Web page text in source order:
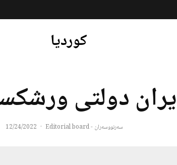
کوردیا
دولتی
سەرنووسەران - Editorial board ·
12/24/2022